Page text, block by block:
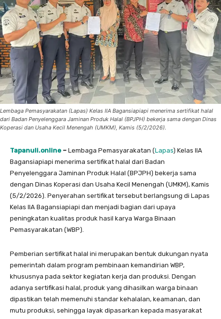
Lembaga Pemasyarakatan (Lapas) Kelas IIA Bagansiapiapi menerima sertifikat halal
dari Badan Penyelenggara Jaminan Produk Halal (BPJPH) bekerja sama dengan Dinas
Koperasi dan Usaha Kecil Menengah (UMKM), Kamis (5/2/2026).
Tapanuli.online – Lembaga Pemasyarakatan (Lapas) Kelas IIA
Bagansiapiapi menerima sertifikat halal dari Badan
Penyelenggara Jaminan Produk Halal (BPJPH) bekerja sama
dengan Dinas Koperasi dan Usaha Kecil Menengah (UMKM), Kamis
(5/2/2026). Penyerahan sertifikat tersebut berlangsung di Lapas
Kelas IIA Bagansiapiapi dan menjadi bagian dari upaya
peningkatan kualitas produk hasil karya Warga Binaan
Pemasyarakatan (WBP).
Pemberian sertifikat halal ini merupakan bentuk dukungan nyata
pemerintah dalam program pembinaan kemandirian WBP,
khususnya pada sektor kegiatan kerja dan produksi. Dengan
adanya sertifikasi halal, produk yang dihasilkan warga binaan
dipastikan telah memenuhi standar kehalalan, keamanan, dan
mutu produksi, sehingga layak dipasarkan kepada masyarakat